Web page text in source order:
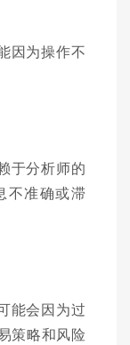
因为操作不
于分析师的
不准确或滞
能会因为过
策略和风险